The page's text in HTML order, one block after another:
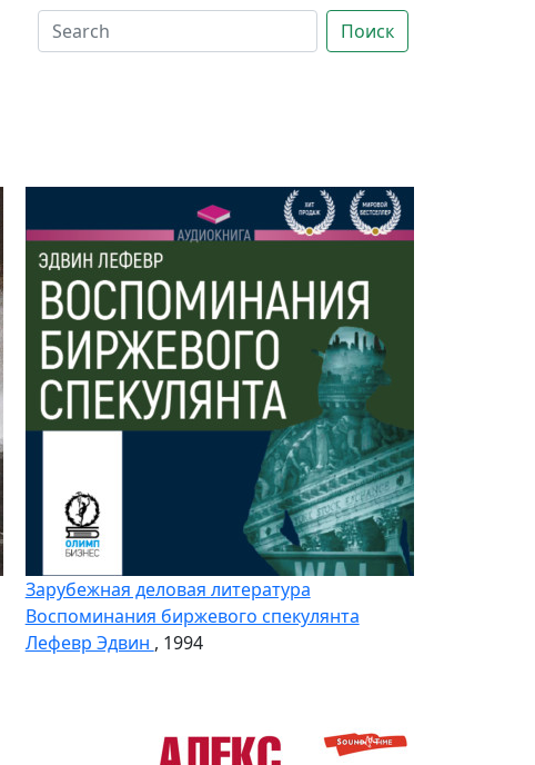
Поиск
Зарубежная деловая литература
Воспоминания биржевого спекулянта
Лефевр Эдвин , 1994